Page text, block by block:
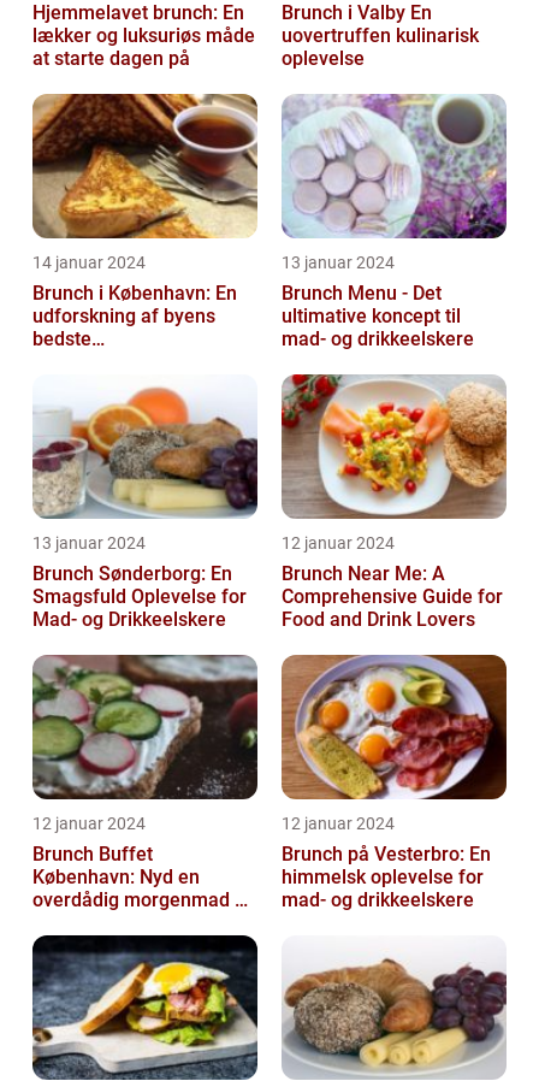
Hjemmelavet brunch: En
lækker og luksuriøs måde
at starte dagen på
Brunch i Valby En
uovertruffen kulinarisk
oplevelse
14 januar 2024
Brunch i København: En
udforskning af byens
bedste
13 januar 2024
Brunch Menu - Det
ultimative koncept til
mad- og drikkeelskere
13 januar 2024
Brunch Sønderborg: En
Smagsfuld Oplevelse for
Mad- og Drikkeelskere
12 januar 2024
Brunch Near Me: A
Comprehensive Guide for
Food and Drink Lovers
12 januar 2024
Brunch Buffet
København: Nyd en
overdådig morgenmad og
12 januar 2024
Brunch på Vesterbro: En
himmelsk oplevelse for
mad- og drikkeelskere